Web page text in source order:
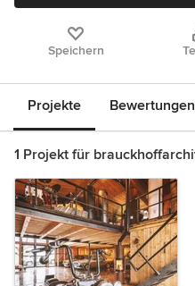
Speichern
Projekte Bewertungen
1 Projekt für